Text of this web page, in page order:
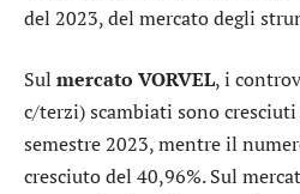
del 2023, del mercato degli
Sul mercato VORVEL, i
c/terzi) scambiati sono
semestre 2023, mentre il
cresciuto del 40,96%. Sul